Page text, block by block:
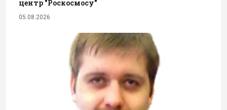
центр "Роскосмосу"
05.08.2026